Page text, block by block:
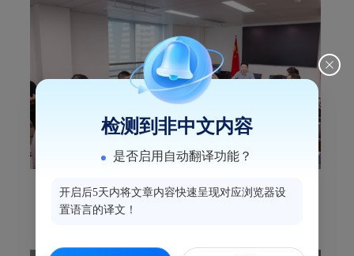
福建省建筑设计研究院
检测到非中文内容
是否启用自动翻译功能？
开启后5天内将文章内容快速呈现对应浏览器设
置语言的译文！